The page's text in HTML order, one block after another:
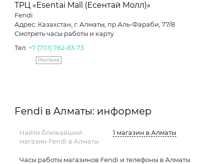
ТРЦ «Esentai Mall (Есентай Молл)»
Fendi
Адрес: Казахстан, г. Алматы, пр.Аль-Фараби, 77/8
Смотреть часы работы и карту
Тел. +7 (701) 762-83-73
Реклама
Fendi в Алматы: информер
Найти ближайший
магазин Fendi в Алматы
1 магазин в Алматы
Часы работы магазинов Fendi и телефоны в Алматы